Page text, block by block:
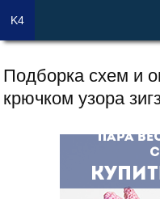
Подборка схем и
крючком узора
K4